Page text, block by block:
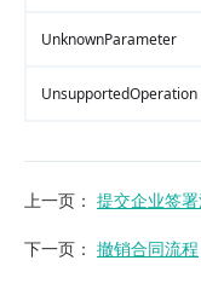
UnknownParameter
UnsupportedOperation
上一页 ： 提交企业签
下一页 ： 撤销合同流程